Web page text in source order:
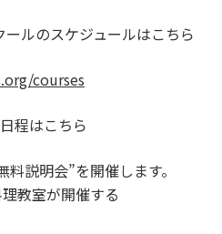
ルのスケジュールはこちら
courses
程はこちら
説明会”を開催します。
教室が開催する